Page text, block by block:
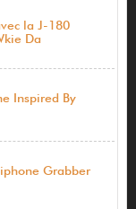
la J-180
Da
Inspired By
Grabber